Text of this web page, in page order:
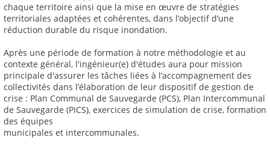
chaque territoire ainsi que la mise en œuvre de stratégies
territoriales adaptées et cohérentes, dans l’objectif d’une
réduction durable du risque inondation.
Après une période de formation à notre méthodologie et au
contexte général, l'ingénieur(e) d'études aura pour mission
principale d'assurer les tâches liées à l’accompagnement des
collectivités dans l’élaboration de leur dispositif de gestion de
crise : Plan Communal de Sauvegarde (PCS), Plan Intercommunal
de Sauvegarde (PICS), exercices de simulation de crise, formation
des équipes
municipales et intercommunales.